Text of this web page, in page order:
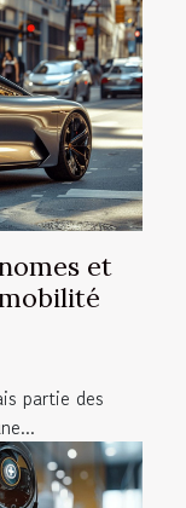
et
partie des